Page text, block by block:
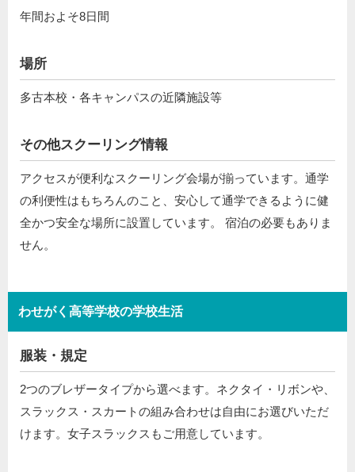
年間およそ8日間
場所
多古本校・各キャンパスの近隣施設等
その他スクーリング情報
アクセスが便利なスクーリング会場が揃っています。通学
の利便性はもちろんのこと、安心して通学できるように健
全かつ安全な場所に設置しています。 宿泊の必要もありま
せん。
わせがく高等学校の学校生活
服装・規定
2つのブレザータイプから選べます。ネクタイ・リボンや、
スラックス・スカートの組み合わせは自由にお選びいただ
けます。女子スラックスもご用意しています。